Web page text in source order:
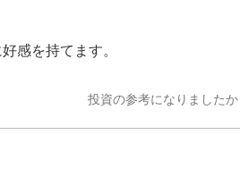
感を持てます。
投資の参考になりましたか